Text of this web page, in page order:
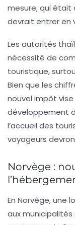
mesure, qui était
devrait entrer en
Les autorités
nécessité de
touristique,
Bien que les
nouvel impôt
développement
l’accueil des
voyageurs
Norvège :
En Norvège, une
aux municipalités